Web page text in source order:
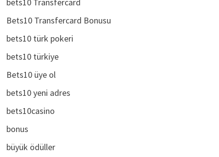
bets10 Transfercard
Bets10 Transfercard Bonusu
bets10 türk pokeri
bets10 türkiye
Bets10 üye ol
bets10 yeni adres
bets10casino
bonus
büyük ödüller